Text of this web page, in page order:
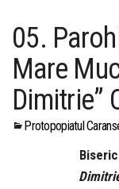
05.
Mare
Dimitrie”
Protopopiatul